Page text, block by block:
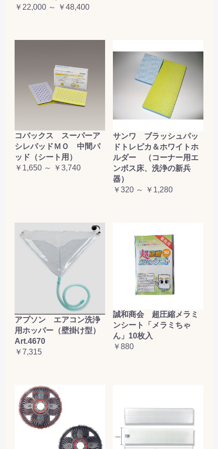
￥22,000 ～ ￥48,400
コバックス スーパーア
シレパッドＭＯ 中間パ
ッド（シート用）
￥1,650 ～ ￥3,740
サンワ ブラッシュパッ
ドトレピカ＆ホワイトホ
ルダー （コーナー用エ
ンボス床、洗浄の新兵
器）
￥320 ～ ￥1,280
アプソン エアコン洗浄
用ホッパー（壁掛け型）
Art.4670
￥7,315
誠和商会 超圧縮メラミ
ンシート「メラミちゃ
ん」10枚入
￥880